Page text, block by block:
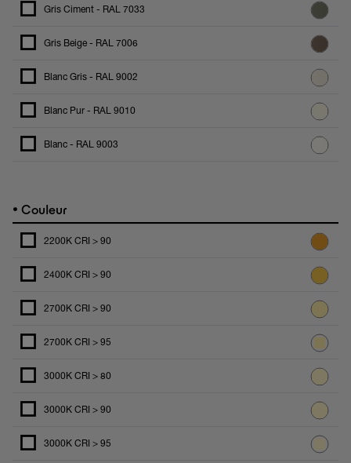
Gris Ciment - RAL 7033
Gris Beige - RAL 7006
Blanc Gris - RAL 9002
Blanc Pur - RAL 9010
Blanc - RAL 9003
• Couleur
2200K CRI > 90
2400K CRI > 90
2700K CRI > 90
2700K CRI > 95
3000K CRI > 80
3000K CRI > 90
3000K CRI > 95